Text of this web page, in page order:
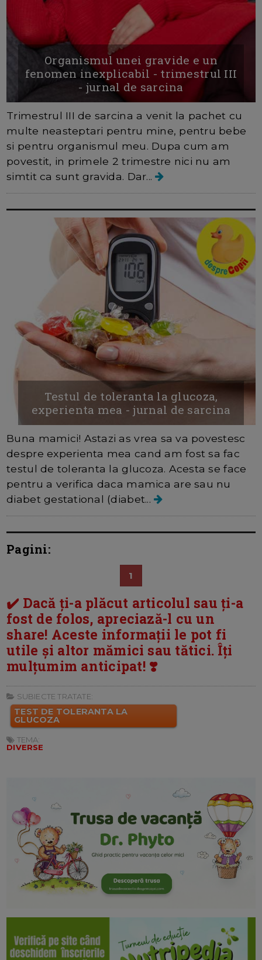
Organismul unei gravide e un
fenomen inexplicabil - trimestrul III
- jurnal de sarcina
Trimestrul III de sarcina a venit la pachet cu
multe neasteptari pentru mine, pentru bebe
si pentru organismul meu. Dupa cum am
povestit, in primele 2 trimestre nici nu am
simtit ca sunt gravida. Dar...
Testul de toleranta la glucoza,
experienta mea - jurnal de sarcina
Buna mamici! Astazi as vrea sa va povestesc
despre experienta mea cand am fost sa fac
testul de toleranta la glucoza. Acesta se face
pentru a verifica daca mamica are sau nu
diabet gestational (diabet...
Pagini:
1
✔️ Dacă ți-a plăcut articolul sau ți-a
fost de folos, apreciază-l cu un
share! Aceste informații le pot fi
utile și altor mămici sau tătici. Îți
mulțumim anticipat! ❣️
SUBIECTE TRATATE:
TEST DE TOLERANTA LA
GLUCOZA
TEMA:
DIVERSE